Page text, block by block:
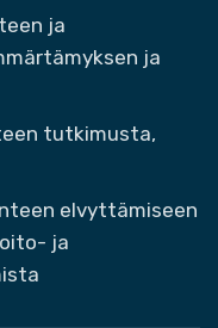
ja
ja
tutkimusta,
elvyttämiseen
ja